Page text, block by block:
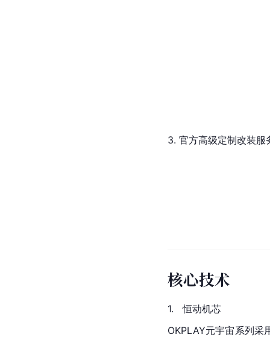
3. 官方高级定制改装服
核心技术
1.   恒动机芯
OKPLAY元宇宙系列采